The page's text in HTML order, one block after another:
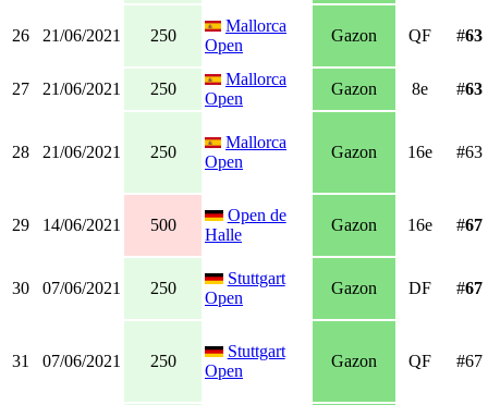
26 21/06/2021 250
Mallorca
Open
Gazon QF #63
27 21/06/2021 250
Mallorca
Open
Gazon 8e #63
28 21/06/2021 250
Mallorca
Open
Gazon 16e #63
29 14/06/2021 500
Open de
Halle
Gazon 16e #67
30 07/06/2021 250
Stuttgart
Open
Gazon DF #67
31 07/06/2021 250
Stuttgart
Open
Gazon QF #67